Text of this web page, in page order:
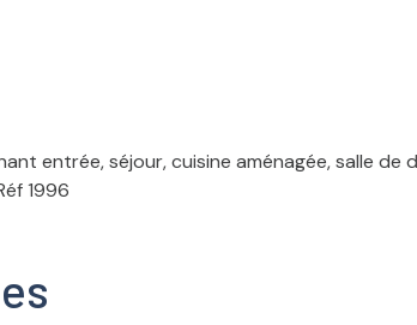
entrée, séjour, cuisine aménagée, salle
1996